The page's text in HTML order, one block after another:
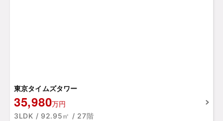
東京タイムズタワー
35,980万円
3LDK / 92.95㎡ / 27階